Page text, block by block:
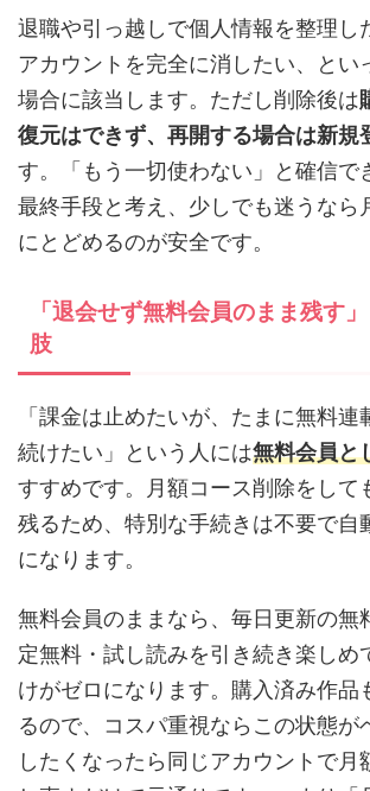
退職や引っ越しで個人情報を整理し
アカウントを完全に消したい、とい
場合に該当します。ただし削除後は
復元はできず、再開する場合は新規
す。「もう一切使わない」と確信で
最終手段と考え、少しでも迷うなら
にとどめるのが安全です。
「退会せず無料会員のまま残す
肢
「課金は止めたいが、たまに無料連
続けたい」という人には無料会員と
すすめです。月額コース削除をして
残るため、特別な手続きは不要で自
になります。
無料会員のままなら、毎日更新の無
定無料・試し読みを引き続き楽しめ
けがゼロになります。購入済み作品
るので、コスパ重視ならこの状態が
したくなったら同じアカウントで月